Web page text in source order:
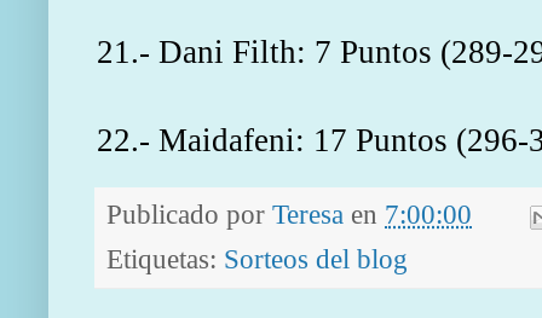
21.- Dani Filth: 7 Puntos (289-
22.- Maidafeni: 17 Puntos (296-
Publicado por Teresa en 7:00:00
Etiquetas: Sorteos del blog